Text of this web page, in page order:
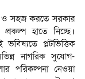
ও সহজ করতে সরকার
হাতে নিচ্ছে।
প্লটভিত্তিক
নাগরিক সুযোগ-
পরিকল্পনা নেওয়া